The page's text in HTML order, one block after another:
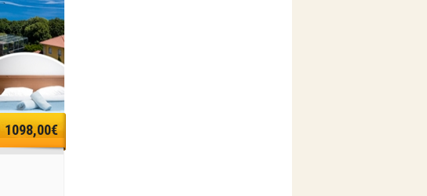
1098,00€